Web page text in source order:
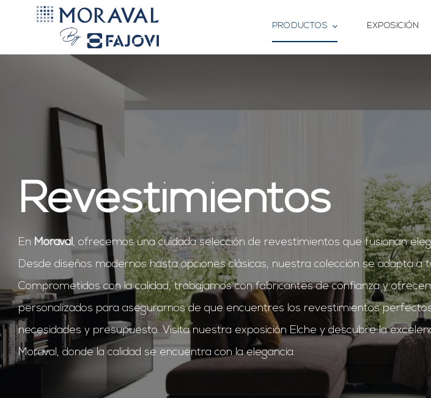
contenido
PRODUCTOS EXPOSICIÓN
Revestimientos
En Moraval, ofrecemos una cuidada selección de revestimientos que fusionan
Desde diseños modernos hasta opciones clásicas, nuestra colección se adapta a
Comprometidos con la calidad, trabajamos con fabricantes de confianza y
personalizados para asegurarnos de que encuentres los revestimientos
necesidades y presupuesto. Visita nuestra exposición Elche y descubre la
Moraval, donde la calidad se encuentra con la elegancia.